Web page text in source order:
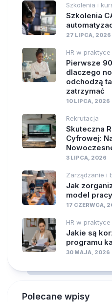
Szkolenia i
Szkolenia
27 LIPCA, 2026
HR w praktyce
Pierwsze
dlaczego
odchodzą
zatrzymać
10 LIPCA, 2026
Rekrutacja
Skuteczna
Cyfrowej:
3 LIPCA, 2026
Zarządzanie i
Jak
model
17 CZERWCA,
HR w praktyce
Jakie są
programu
30 MAJA, 2026
Polecane wpisy